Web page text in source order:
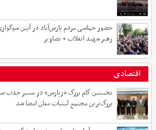
حضور حماسی مردم پارس‌آباد در آیین
رهبر شهید انقلاب + تصاویر
اقتصادی
نخستین گام بزرگ «زپارس» در مسیر جذب
بزرگ‌ترین مجتمع لبنیات مغان امضا شد